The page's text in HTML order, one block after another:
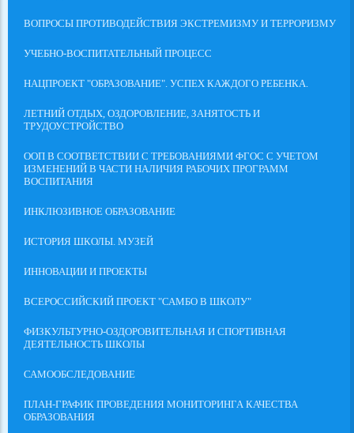
ВОПРОСЫ ПРОТИВОДЕЙСТВИЯ ЭКСТРЕМИЗМУ И ТЕРРОРИЗМУ
УЧЕБНО-ВОСПИТАТЕЛЬНЫЙ ПРОЦЕСС
НАЦПРОЕКТ "ОБРАЗОВАНИЕ". УСПЕХ КАЖДОГО РЕБЕНКА.
ЛЕТНИЙ ОТДЫХ, ОЗДОРОВЛЕНИЕ, ЗАНЯТОСТЬ И
ТРУДОУСТРОЙСТВО
ООП В СООТВЕТСТВИИ С ТРЕБОВАНИЯМИ ФГОС С УЧЕТОМ
ИЗМЕНЕНИЙ В ЧАСТИ НАЛИЧИЯ РАБОЧИХ ПРОГРАММ
ВОСПИТАНИЯ
ИНКЛЮЗИВНОЕ ОБРАЗОВАНИЕ
ИСТОРИЯ ШКОЛЫ. МУЗЕЙ
ИННОВАЦИИ И ПРОЕКТЫ
ВСЕРОССИЙСКИЙ ПРОЕКТ "САМБО В ШКОЛУ"
ФИЗКУЛЬТУРНО-ОЗДОРОВИТЕЛЬНАЯ И СПОРТИВНАЯ
ДЕЯТЕЛЬНОСТЬ ШКОЛЫ
САМООБСЛЕДОВАНИЕ
ПЛАН-ГРАФИК ПРОВЕДЕНИЯ МОНИТОРИНГА КАЧЕСТВА
ОБРАЗОВАНИЯ